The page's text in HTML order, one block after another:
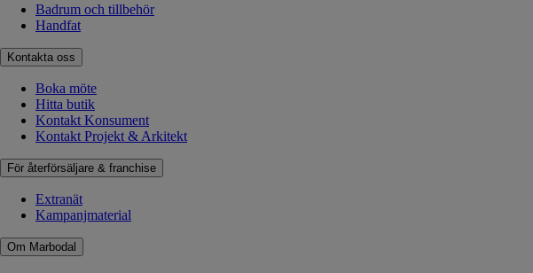
Badrum och tillbehör
Handfat
Kontakta oss
Boka möte
Hitta butik
Kontakt Konsument
Kontakt Projekt & Arkitekt
För återförsäljare & franchise
Extranät
Kampanjmaterial
Om Marbodal